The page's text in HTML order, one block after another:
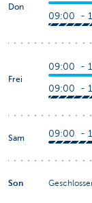
Don
09:00 -
Frei
09:00 -
09:00 -
Sam 09:00 -
Son